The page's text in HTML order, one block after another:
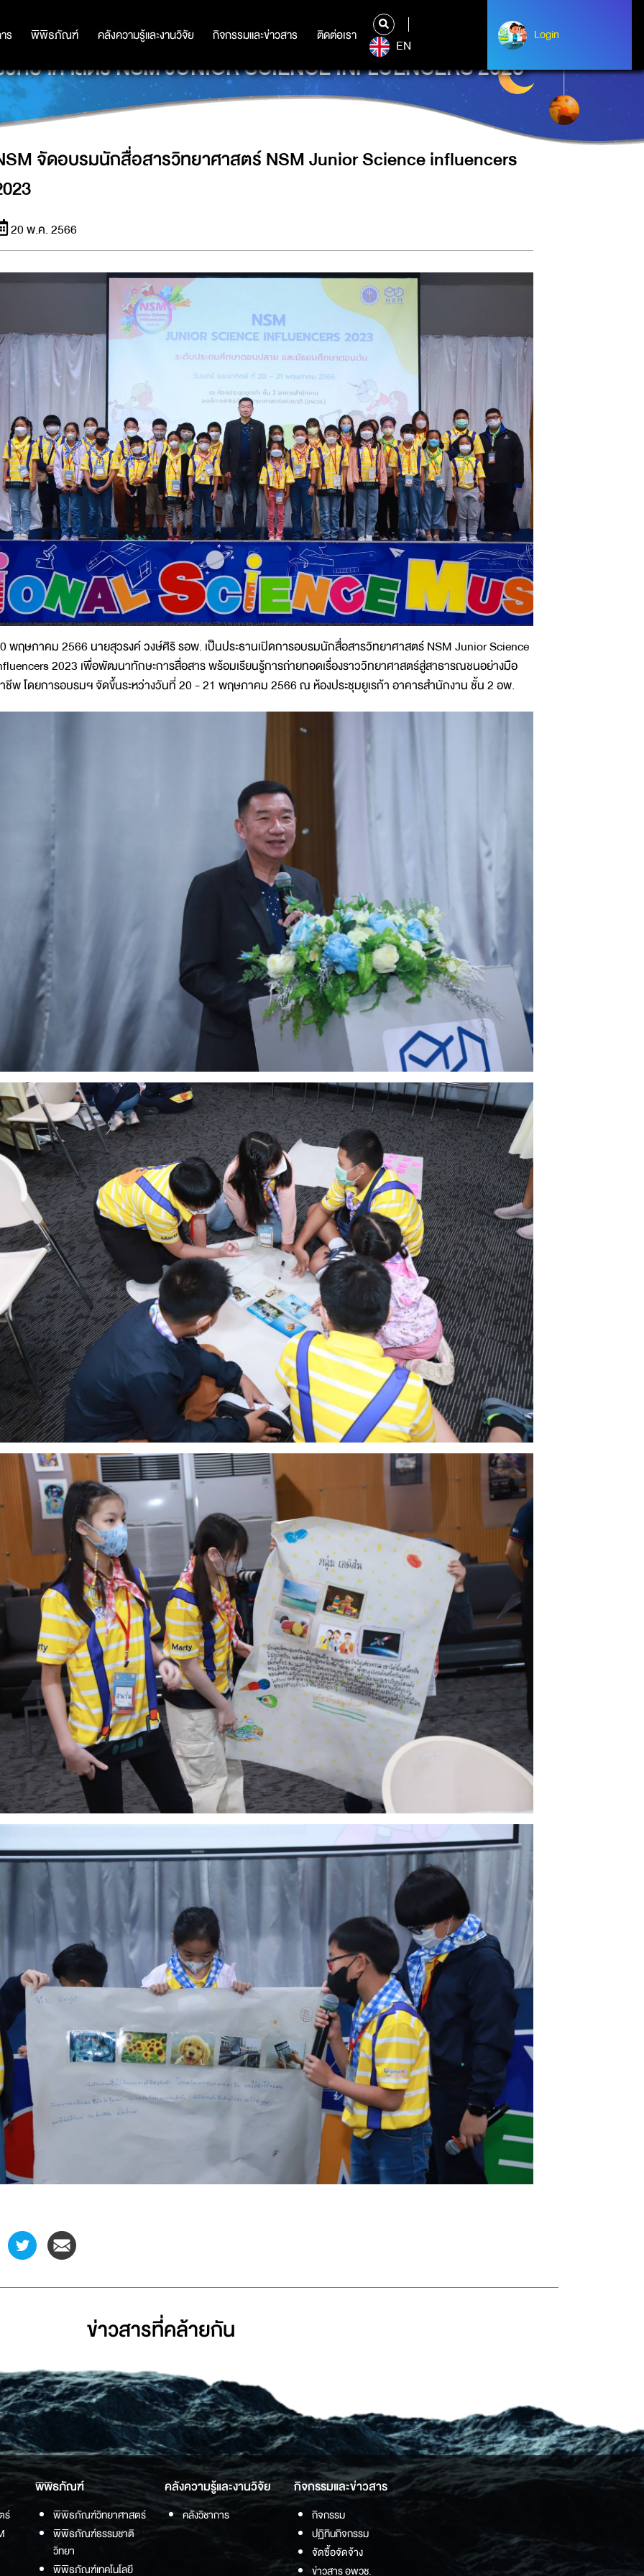
ร พิพิธภัณฑ์ คลังความรู้และงานวิจัย กิจกรรมและข่าวสาร ติดต่อเรา
ร พิพิธภัณฑ์ คลังความรู้และงานวิจัย กิจกรรมและข่าวสาร ติดต่อเรา
EN
Login
Login
ยาศาสตร์ NSM JUNIOR SCIENCE INFLUENCERS 2023
จัดอบรมนักสื่อสารวิทยาศาสตร์ NSM Junior Science influencers
20 พ.ค. 2566
พฤษภาคม 2566 นายสุวรงค์ วงษ์ศิริ รอพ. เป็นประธานเปิดการอบรมนักสื่อสารวิทยาศาสตร์ NSM Junior Science
2023 เพื่อพัฒนาทักษะการสื่อสาร พร้อมเรียนรู้การถ่ายทอดเรื่องราววิทยาศาสตร์สู่สาธารณชนอย่างมือ
ชีพ โดยการอบรมฯ จัดขึ้นระหว่างวันที่ 20 - 21 พฤษภาคม 2566 ณ ห้องประชุมยูเรก้า อาคารสำนักงาน ชั้น 2 อพ.
ข่าวสารที่่คล้ายกัน
ร์
พิพิธภัณฑ์
พิพิธภัณฑ์วิทยาศาสตร์
พิพิธภัณฑ์ธรรมชาติ
วิทยา
พิพิธภัณฑ์เทคโนโลยี
คลังความรู้และงานวิจัย
คลังวิชาการ
กิจกรรมและข่าวสาร
กิจกรรม
ปฏิทินกิจกรรม
จัดซื้อจัดจ้าง
ข่าวสาร อพวช.